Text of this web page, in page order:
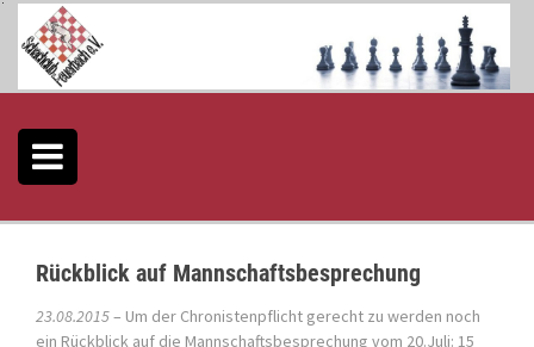
S
Rückblick auf Mannschaftsbesprechung
23.08.2015– Um der Chronistenpflicht gerecht zu werden noch
ein Rückblick auf die Mannschaftsbesprechung vom 20.Juli: 15